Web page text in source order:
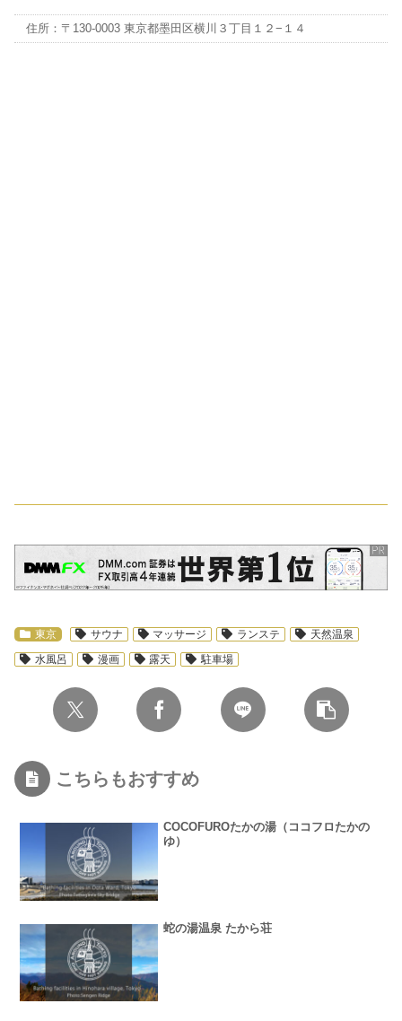
住所：〒130-0003 東京都墨田区横川３丁目１２−１４
スポンサーリンク
東京 サウナ マッサージ ランステ
天然温泉
水風呂
漫画 露天 駐車場
こちらもおすすめ
COCOFUROたかの湯（ココフロたかの
ゆ）
蛇の湯温泉 たから荘